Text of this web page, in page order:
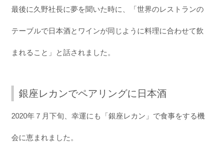
最後に久野社長に夢を聞いた時に、「世界のレストランの
テーブルで日本酒とワインが同じように料理に合わせて飲
まれること」と話されました。
銀座レカンでペアリングに日本酒
2020年７月下旬、幸運にも「銀座レカン」で食事をする機
会に恵まれました。